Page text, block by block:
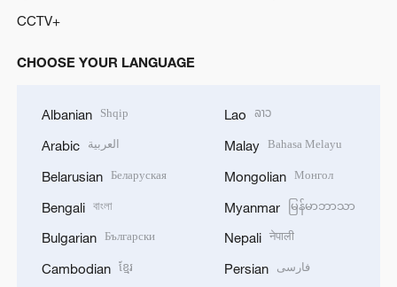
CCTV+
CHOOSE YOUR LANGUAGE
Albanian Shqip
Arabic العربية
Belarusian Беларуская
Bengali বাংলা
Bulgarian Български
Cambodian ខ្មែរ
Lao ລາວ
Malay Bahasa Melayu
Mongolian Монгол
Myanmar မြန်မာဘာသာ
Nepali नेपाली
Persian فارسی